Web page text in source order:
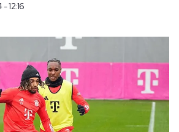
12:16